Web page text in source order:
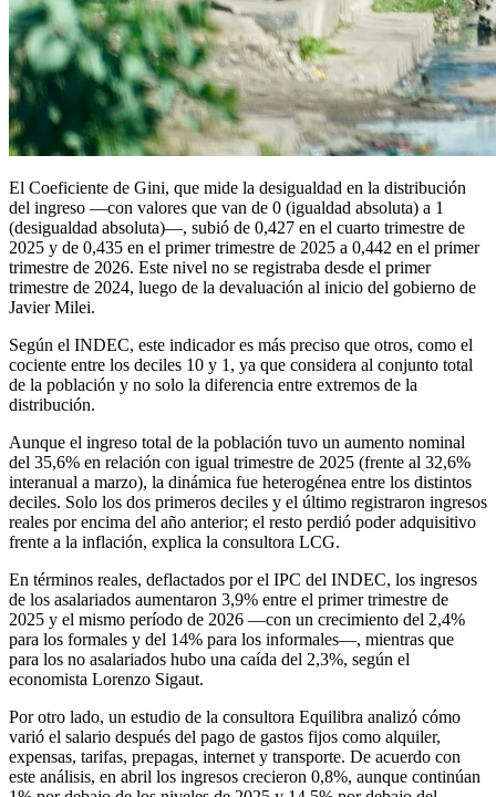
El Coeficiente de Gini, que mide la desigualdad en la distribución
del ingreso —con valores que van de 0 (igualdad absoluta) a 1
(desigualdad absoluta)—, subió de 0,427 en el cuarto trimestre de
2025 y de 0,435 en el primer trimestre de 2025 a 0,442 en el primer
trimestre de 2026. Este nivel no se registraba desde el primer
trimestre de 2024, luego de la devaluación al inicio del gobierno de
Javier Milei.
Según el INDEC, este indicador es más preciso que otros, como el
cociente entre los deciles 10 y 1, ya que considera al conjunto total
de la población y no solo la diferencia entre extremos de la
distribución.
Aunque el ingreso total de la población tuvo un aumento nominal
del 35,6% en relación con igual trimestre de 2025 (frente al 32,6%
interanual a marzo), la dinámica fue heterogénea entre los distintos
deciles. Solo los dos primeros deciles y el último registraron ingresos
reales por encima del año anterior; el resto perdió poder adquisitivo
frente a la inflación, explica la consultora LCG.
En términos reales, deflactados por el IPC del INDEC, los ingresos
de los asalariados aumentaron 3,9% entre el primer trimestre de
2025 y el mismo período de 2026 —con un crecimiento del 2,4%
para los formales y del 14% para los informales—, mientras que
para los no asalariados hubo una caída del 2,3%, según el
economista Lorenzo Sigaut.
Por otro lado, un estudio de la consultora Equilibra analizó cómo
varió el salario después del pago de gastos fijos como alquiler,
expensas, tarifas, prepagas, internet y transporte. De acuerdo con
este análisis, en abril los ingresos crecieron 0,8%, aunque continúan